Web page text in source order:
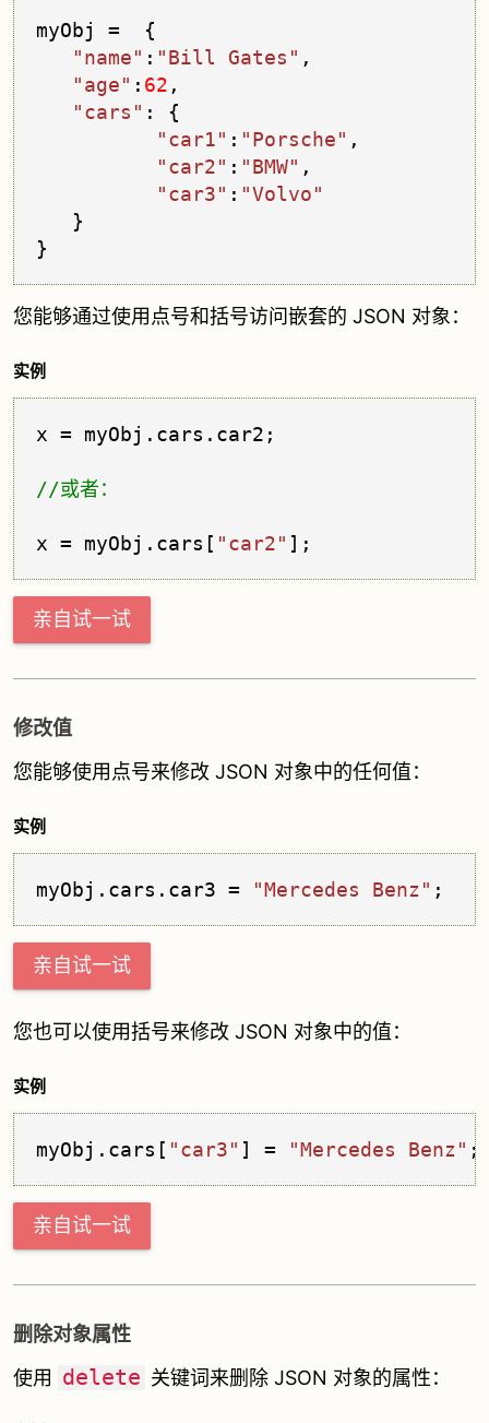
myObj =  {
"name" : "Bill Gates" ,
"age" : 62 ,
"cars" : {
"car1" : "Porsche" ,
"car2" : "BMW" ,
"car3" : "Volvo"
   }
您能够通过使用点号和括号访问嵌套的 JSON 对象：
实例
x = myObj. cars . car2 ;
x = myObj. cars [ "car2"
亲自试一试
修改值
您能够使用点号来修改 JSON 对象中的任何值：
实例
myObj. cars . car3 = "Mercedes Benz" ;
亲自试一试
您也可以使用括号来修改 JSON 对象中的值：
实例
myObj. cars [ "car3" ] = "Mercedes Benz" ;
亲自试一试
删除对象属性
使用 delete 关键词来删除 JSON 对象的属性：